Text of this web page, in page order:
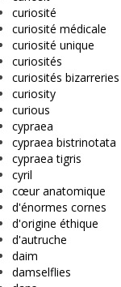
curiosité
curiosité médicale
curiosité unique
curiosités
curiosités bizarreries
curiosity
curious
cypraea
cypraea bistrinotata
cypraea tigris
cyril
cœur anatomique
d'énormes cornes
d'origine éthique
d'autruche
daim
damselflies